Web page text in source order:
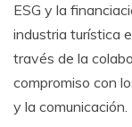
ESG y la
industria turística
través de la
compromiso con
y la